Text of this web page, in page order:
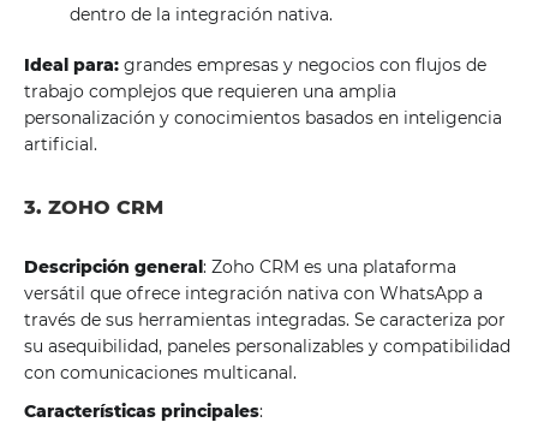
dentro de la integración nativa.
Ideal para: grandes empresas y negocios con flujos de
trabajo complejos que requieren una amplia
personalización y conocimientos basados ​​en inteligencia
artificial.
3. ZOHO CRM
Descripción general: Zoho CRM es una plataforma
versátil que ofrece integración nativa con WhatsApp a
través de sus herramientas integradas. Se caracteriza por
su asequibilidad, paneles personalizables y compatibilidad
con comunicaciones multicanal.
Características principales: